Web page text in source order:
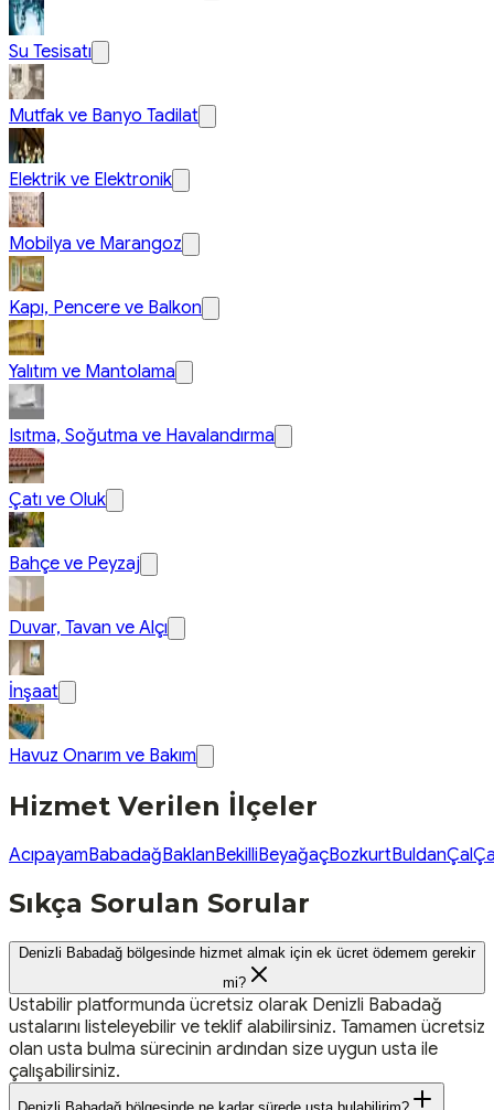
Su Tesisatı
Mutfak ve Banyo Tadilat
Elektrik ve Elektronik
Mobilya ve Marangoz
Kapı, Pencere ve Balkon
Yalıtım ve Mantolama
Isıtma, Soğutma ve Havalandırma
Çatı ve Oluk
Bahçe ve Peyzaj
Duvar, Tavan ve Alçı
İnşaat
Havuz Onarım ve Bakım
Hizmet Verilen İlçeler
AcıpayamBabadağBaklanBekilliBeyağaçBozkurtBuldanÇal
Sıkça Sorulan Sorular
Denizli Babadağ bölgesinde hizmet almak için ek ücret ödemem gerekir
mi?
Ustabilir platformunda ücretsiz olarak Denizli Babadağ
ustalarını listeleyebilir ve teklif alabilirsiniz. Tamamen ücretsiz
olan usta bulma sürecinin ardından size uygun usta ile
çalışabilirsiniz.